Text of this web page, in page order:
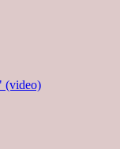
(video)